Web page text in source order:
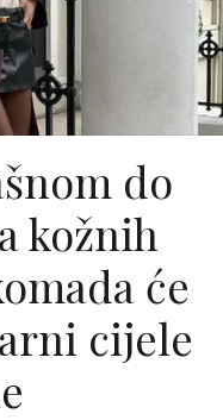
do
kožnih
će
cijele